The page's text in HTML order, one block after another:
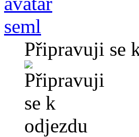
seml
Připravuji se